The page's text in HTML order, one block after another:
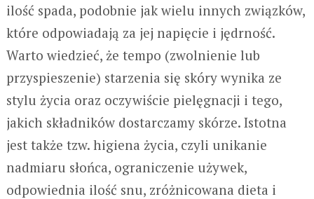
ilość spada, podobnie jak wielu innych związków,
które odpowiadają za jej napięcie i jędrność.
Warto wiedzieć, że tempo (zwolnienie lub
przyspieszenie) starzenia się skóry wynika ze
stylu życia oraz oczywiście pielęgnacji i tego,
jakich składników dostarczamy skórze. Istotna
jest także tzw. higiena życia, czyli unikanie
nadmiaru słońca, ograniczenie używek,
odpowiednia ilość snu, zróżnicowana dieta i